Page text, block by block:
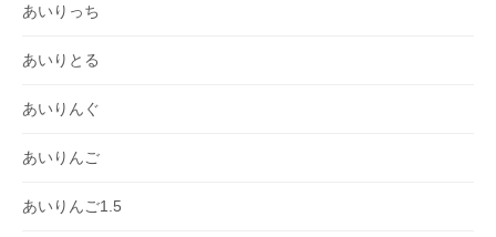
あいりっち
あいりとる
あいりんぐ
あいりんご
あいりんご1.5